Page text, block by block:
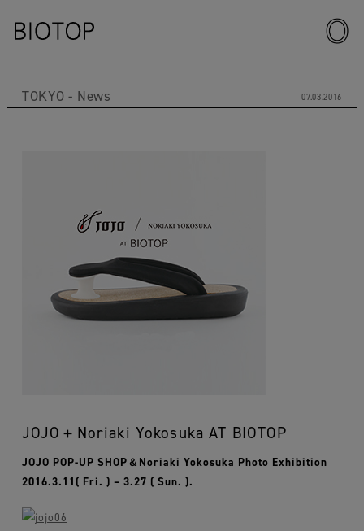
TOKYO News 07.03.2016
JOJO＋Noriaki Yokosuka AT BIOTOP
JOJO POP-UP SHOP＆Noriaki Yokosuka Photo Exhibition
2016.3.11( Fri. ) – 3.27 ( Sun. ).